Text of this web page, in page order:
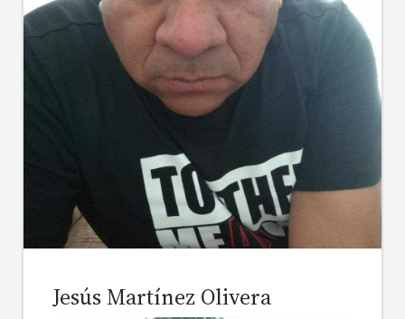
Jesús Martínez Olivera